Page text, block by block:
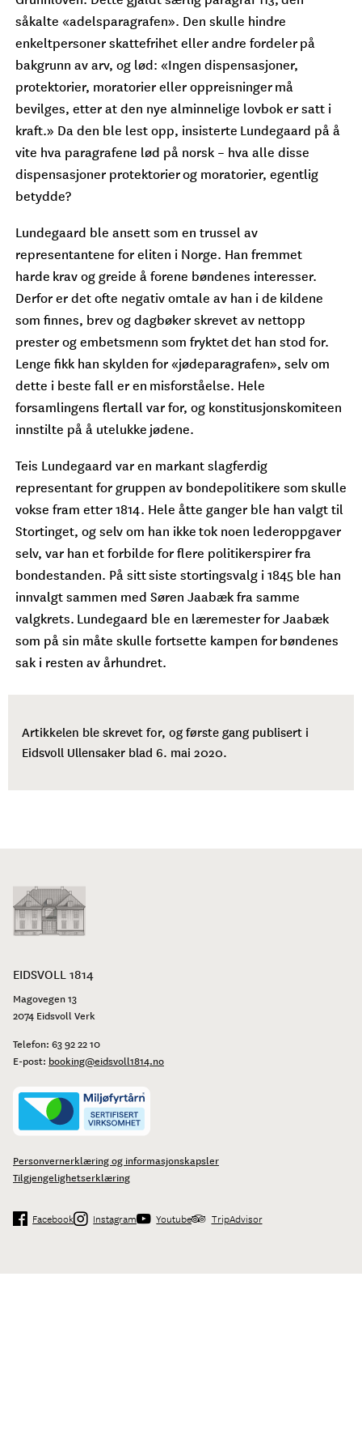
såkalte «adelsparagrafen». Den skulle hindre
enkeltpersoner skattefrihet eller andre fordeler på
bakgrunn av arv, og lød: «Ingen dispensasjoner,
protektorier, moratorier eller oppreisninger må
bevilges, etter at den nye alminnelige lovbok er satt i
kraft.» Da den ble lest opp, insisterte Lundegaard på å
vite hva paragrafene lød på norsk – hva alle disse
dispensasjoner protektorier og moratorier, egentlig
betydde?
Lundegaard ble ansett som en trussel av
representantene for eliten i Norge. Han fremmet
harde krav og greide å forene bøndenes interesser.
Derfor er det ofte negativ omtale av han i de kildene
som finnes, brev og dagbøker skrevet av nettopp
prester og embetsmenn som fryktet det han stod for.
Lenge fikk han skylden for «jødeparagrafen», selv om
dette i beste fall er en misforståelse. Hele
forsamlingens flertall var for, og konstitusjonskomiteen
innstilte på å utelukke jødene.
Teis Lundegaard var en markant slagferdig
representant for gruppen av bondepolitikere som skulle
vokse fram etter 1814. Hele åtte ganger ble han valgt til
Stortinget, og selv om han ikke tok noen lederoppgaver
selv, var han et forbilde for flere politikerspirer fra
bondestanden. På sitt siste stortingsvalg i 1845 ble han
innvalgt sammen med Søren Jaabæk fra samme
valgkrets. Lundegaard ble en læremester for Jaabæk
som på sin måte skulle fortsette kampen for bøndenes
sak i resten av århundret.
Artikkelen ble skrevet for, og første gang publisert i
Eidsvoll Ullensaker blad 6. mai 2020.
EIDSVOLL 1814
Magovegen 13
2074 Eidsvoll Verk
Telefon: 63 92 22 10
E-post: booking@eidsvoll1814.no
Personvernerklæring og informasjonskapsler
Tilgjengelighetserklæring
Facebook Instagram Youtube TripAdvisor